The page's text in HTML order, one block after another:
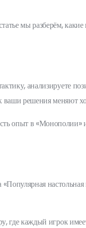
мы разберём,
анализируете
ваши решения меняют
опыт в «Монополии»
где каждый игрок